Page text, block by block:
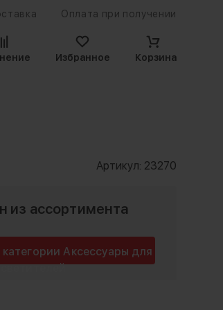
Оплата при получении
Избранное Корзина
Артикул: 23270
из ассортимента
Аксессуары для